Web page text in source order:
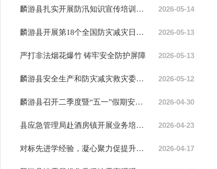
麟游县扎实开展防汛知识宣传培训铸牢基层安全防线 2026-05-14
麟游县开展第18个全国防灾减灾日系列宣传活动 2026-05-13
严打非法烟花爆竹 铸牢安全防护屏障 2026-05-13
麟游县安全生产和防灾减灾救灾委员会办公室关于调整政府领导联系包保煤矿安全生产... 2026-05-12
麟游县召开二季度暨“五一”假期安全生产工作会 2026-04-30
县应急管理局赴酒房镇开展业务培训工作 2026-04-23
对标先进学经验，凝心聚力促提升——麟游县应急管理局开展辖区煤矿安全培训交流学... 2026-04-17